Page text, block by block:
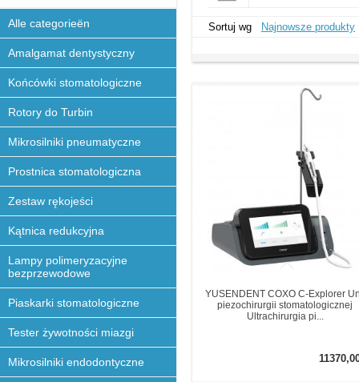
Alle categorieën
Amalgamat dentystyczny
Końcówki stomatologiczne
Rotory do Turbin
Mikrosilniki pneumatyczne
Prostnica stomatologiczna
Zestaw rękojeści
Kątnica redukcyjna
Lampy polimeryzacyjne
bezprzewodowe
Piaskarki stomatologiczne
Tester żywotności miazgi
Mikrosilniki endodontyczne
Sortuj wg Najnowsze produkty
YUSENDENT COXO C-Explorer
piezochirurgii stomatologicznej
Ultrachirurgia pi...